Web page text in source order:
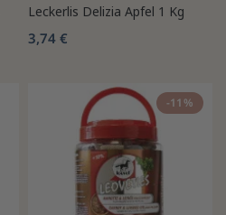
Leckerlis Delizia Apfel 1 Kg
3,74 €
-11%